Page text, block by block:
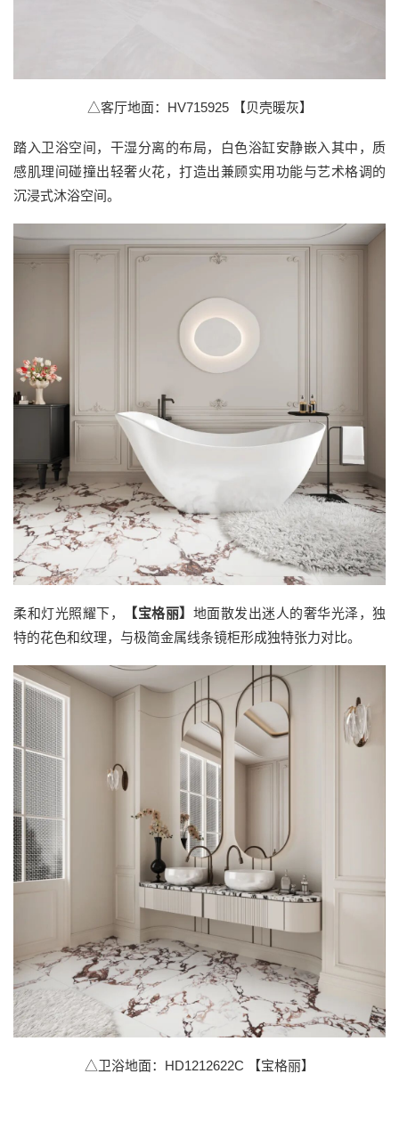
△客厅地面：HV715925 【贝壳暖灰】
踏入卫浴空间，干湿分离的布局，白色浴缸安静嵌入其中，质
感肌理间碰撞出轻奢火花，打造出兼顾实用功能与艺术格调的
沉浸式沐浴空间。
柔和灯光照耀下， 【宝格丽】 地面散发出迷人的奢华光泽，独
特的花色和纹理，与极简金属线条镜柜形成独特张力对比。
△卫浴地面：HD1212622C 【宝格丽】